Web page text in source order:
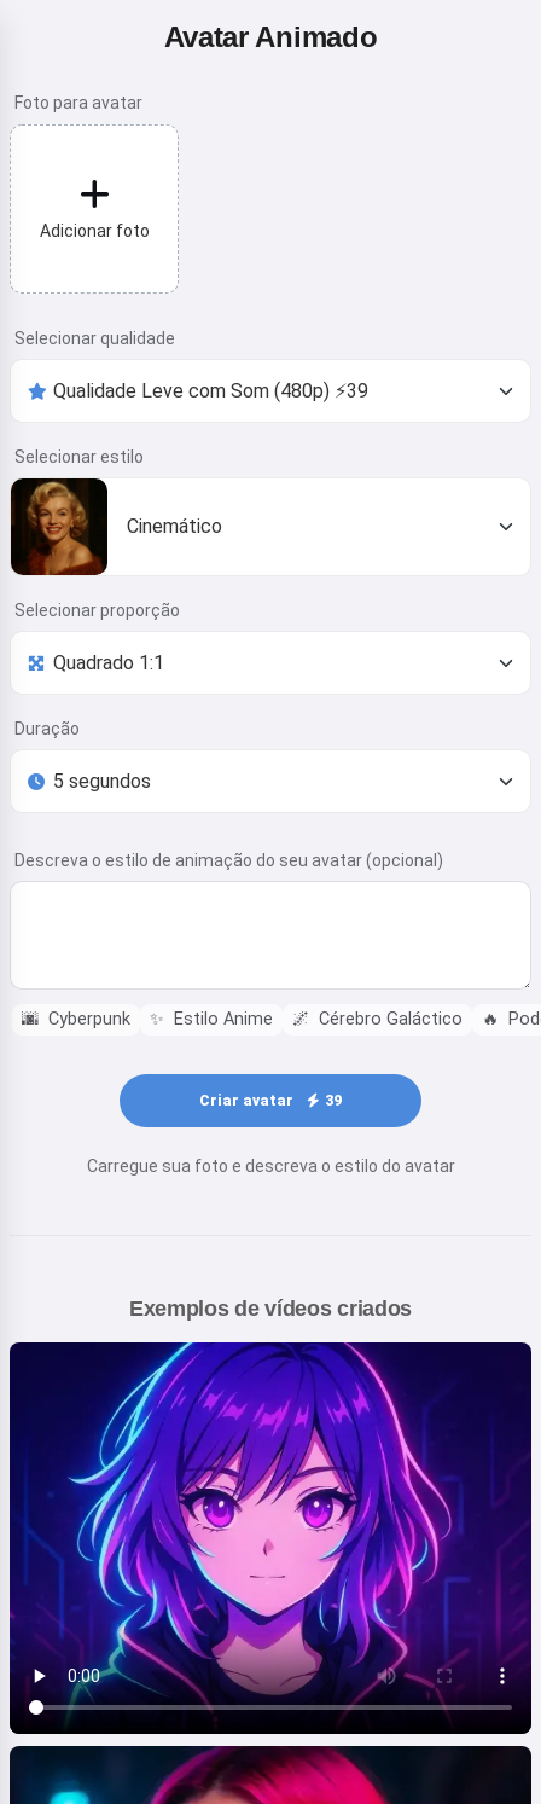
Avatar Animado
Foto para avatar
Adicionar foto
Selecionar qualidade
Selecionar estilo
Cinemático
Selecionar proporção
Duração
Descreva o estilo de animação do seu avatar (opcional)
🌆 Cyberpunk ✨ Estilo Anime 🌌 Cérebro Galáctico 🔥
Criar avatar 39
Carregue sua foto e descreva o estilo do avatar
Exemplos de vídeos criados